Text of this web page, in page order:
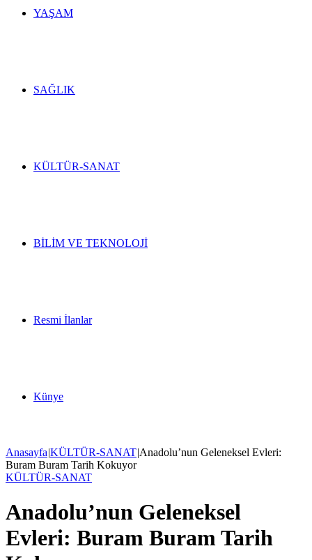
YAŞAM
SAĞLIK
KÜLTÜR-SANAT
BİLİM VE TEKNOLOJİ
Resmi İlanlar
Künye
Anasayfa|KÜLTÜR-SANAT|Anadolu’nun Geleneksel Evleri:
Buram Buram Tarih Kokuyor
KÜLTÜR-SANAT
Anadolu’nun Geleneksel
Evleri: Buram Buram Tarih